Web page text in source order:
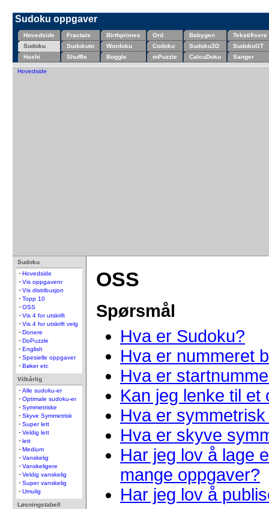
Sudoku oppgaver
Hovedside Fractals Birthprimes Ord Babygen
Tekstifisere
Sudoku
Sudokuto Wordoku Codoku Sudoku3D
SudokuGT
Hashi
Shuffle Boggle mPuzzle CalcuDoku Sanger
Hovedside
Sudoku
Hovedside
Vis oppgavenr
Vis distribusjon
Topp 10
OSS
Vis 4 for utskrift
Vis 4 for utskrift velg
Donere
DoPuzzle
English
Spesielle oppgaver
Bøker etc
Vilkårlig
Alle sudoku-er
Optimale sudoku-er
Symmetriske
Skyve Symmetrisk
Super lett
Veldig lett
lett
Medium
Vanskelig
Vanskeligere
Veldig vanskelig
Super vanskelig
Umulig
Løsningstabell
OSS
Spørsmål
Hva er Sudoku?
Hva er nummeret
Hva er
Kan jeg lenke til et
Hva er
Hva er skyve
Har jeg lov å lage
mange oppgaver?
Har jeg lov å